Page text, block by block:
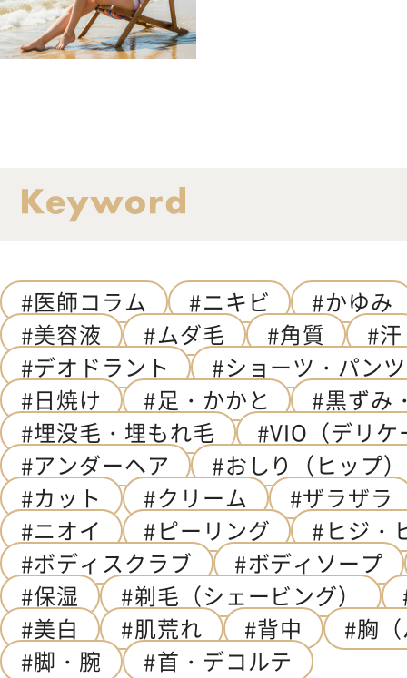
医師コラム ニキビ
かゆみ
美容液
ムダ毛 角質
汗
デオドラント
ショーツ・パンツ
日焼け
足・かかと
黒ずみ
埋没毛・埋もれ毛
VIO（デリ
アンダーヘア
おしり（ヒップ）
カット
クリーム
ザラザラ
ニオイ
ピーリング
ヒジ・
ボディスクラブ
ボディソープ
保湿
剃毛（シェービング）
美白
肌荒れ 背中
胸
脚・腕
首・デコルテ